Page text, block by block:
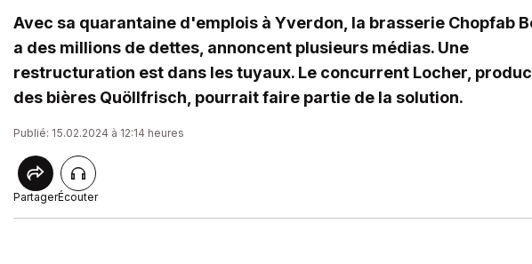
Avec sa quarantaine d'emplois à Yverdon, la brasserie Chopfab
a des millions de dettes, annoncent plusieurs médias. Une
restructuration est dans les tuyaux. Le concurrent Locher,
des bières Quöllfrisch, pourrait faire partie de la solution.
Publié: 15.02.2024 à 12:14 heures
PartagerÉcouter